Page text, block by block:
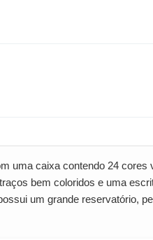
uma caixa contendo 24 cores
bem coloridos e uma
um grande reservatório,